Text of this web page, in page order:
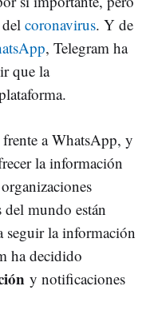
coronavirus. Y de
, Telegram ha
que la
frente a WhatsApp, y
la información
del mundo están
seguir la información
ha decidido
y notificaciones